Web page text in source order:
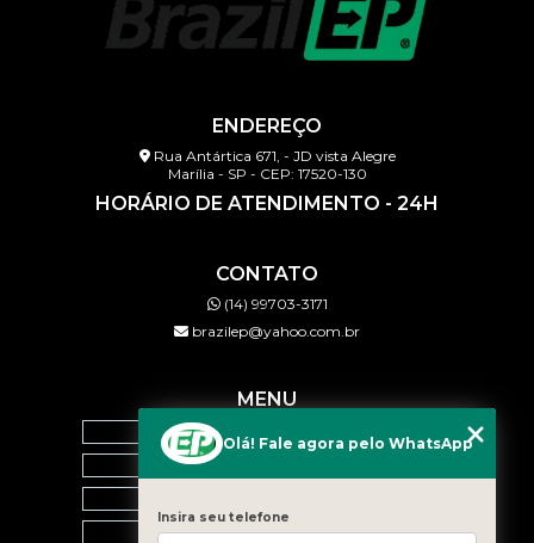
ENDEREÇO
Rua Antártica 671, - JD vista Alegre
Marília - SP - CEP: 17520-130
HORÁRIO DE ATENDIMENTO - 24H
CONTATO
(14) 99703-3171
brazilep@yahoo.com.br
MENU
HOME
BLOG
Olá! Fale agora pelo WhatsApp
Insira seu telefone